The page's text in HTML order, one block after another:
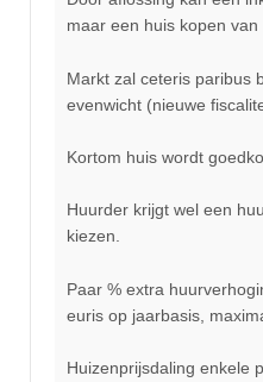
maar een huis kopen van
Markt zal ceteris paribus
evenwicht (nieuwe
Kortom huis wordt
Huurder krijgt wel een
kiezen.
Paar % extra
euris op jaarbasis,
Huizenprijsdaling enkele